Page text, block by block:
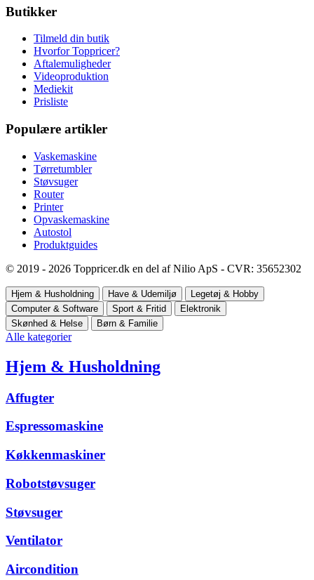
Butikker
Tilmeld din butik
Hvorfor Toppricer?
Aftalemuligheder
Videoproduktion
Mediekit
Prisliste
Populære artikler
Vaskemaskine
Tørretumbler
Støvsuger
Router
Printer
Opvaskemaskine
Autostol
Produktguides
© 2019 - 2026 Toppricer.dk en del af Nilio ApS - CVR: 35652302
Hjem & Husholdning Have & Udemiljø
Legetøj & Hobby
Computer & Software
Sport & Fritid
Elektronik
Skønhed & Helse
Børn & Familie
Alle kategorier
Hjem & Husholdning
Affugter
Espressomaskine
Køkkenmaskiner
Robotstøvsuger
Støvsuger
Ventilator
Aircondition